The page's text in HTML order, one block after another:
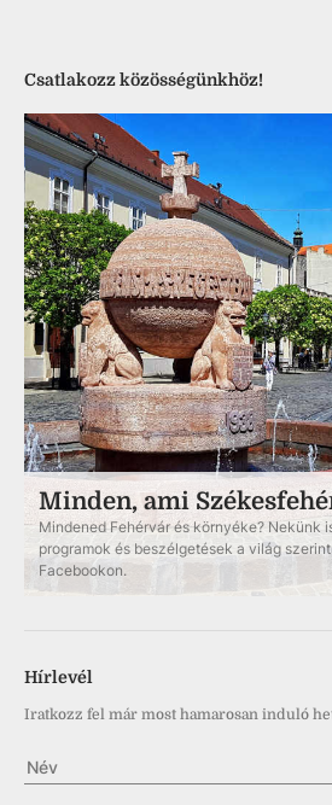
Csatlakozz közösségünkhöz!
Minden, ami
Mindened Fehérvár és környéke? Nekünk
programok és beszélgetések a világ
Facebookon.
Hírlevél
Iratkozz fel már most hamarosan induló